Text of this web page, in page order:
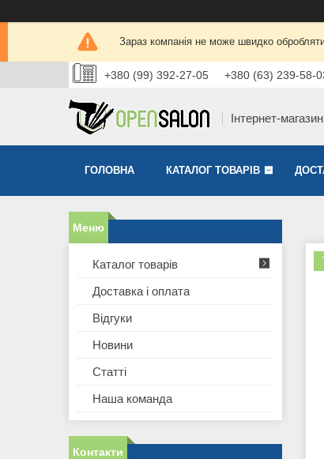
Зараз компанія не може швидко
+380 (99) 392-27-05 +380 (63) 239-58-
Інтернет-
ГОЛОВНА КАТАЛОГ ТОВАРІВ
Каталог товарів
Доставка і оплата
Відгуки
Новини
Статті
Наша команда
Контакти